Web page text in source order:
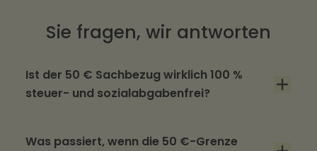
Sie fragen, wir antworten
Ist der 50 € Sachbezug wirklich 100 %
steuer- und sozialabgabenfrei?
Sachbezug bis zur Freigrenze von 50,00 € pro
Was passiert, wenn die 50 €-Grenze